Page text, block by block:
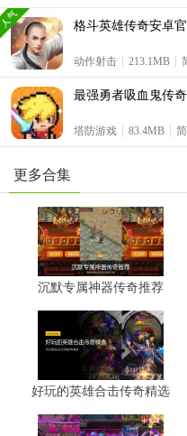
格斗英雄传奇安卓
动作射击 213.1MB
最强勇者吸血鬼传
塔防游戏 83.4MB
更多合集
沉默专属神器传奇推荐
好玩的英雄合击传奇精选